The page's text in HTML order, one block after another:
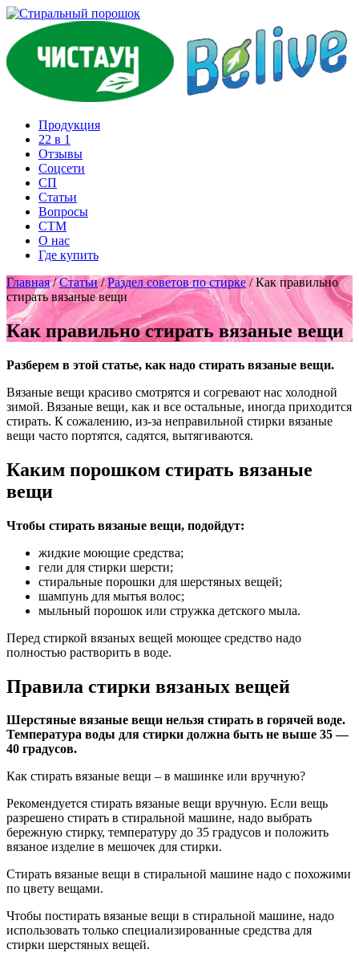
Продукция
22 в 1
Отзывы
Соцcети
СП
Статьи
Вопросы
СТМ
О нас
Где купить
Главная/Статьи/Раздел советов по стирке/Как правильно
стирать вязаные вещи
Как правильно стирать вязаные вещи
Разберем в этой статье, как надо стирать вязаные вещи.
Вязаные вещи красиво смотрятся и согревают нас холодной
зимой. Вязаные вещи, как и все остальные, иногда приходится
стирать. К сожалению, из-за неправильной стирки вязаные
вещи часто портятся, садятся, вытягиваются.
Каким порошком стирать вязаные
вещи
Чтобы стирать вязаные вещи, подойдут:
жидкие моющие средства;
гели для стирки шерсти;
стиральные порошки для шерстяных вещей;
шампунь для мытья волос;
мыльный порошок или стружка детского мыла.
Перед стиркой вязаных вещей моющее средство надо
полностью растворить в воде.
Правила стирки вязаных вещей
Шерстяные вязаные вещи нельзя стирать в горячей воде.
Температура воды для стирки должна быть не выше 35 —
40 градусов.
Как стирать вязаные вещи – в машинке или вручную?
Рекомендуется стирать вязаные вещи вручную. Если вещь
разрешено стирать в стиральной машине, надо выбрать
бережную стирку, температуру до 35 градусов и положить
вязаное изделие в мешочек для стирки.
Стирать вязаные вещи в стиральной машине надо с похожими
по цвету вещами.
Чтобы постирать вязаные вещи в стиральной машине, надо
использовать только специализированные средства для
стирки шерстяных вещей.